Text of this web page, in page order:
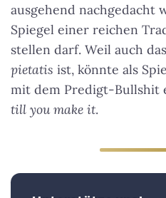
ausgehend nachgedacht
Spiegel einer reichen
stellen darf. Weil auch
pietatis ist, könnte als
mit dem Predigt-Bullshit
till you make it.